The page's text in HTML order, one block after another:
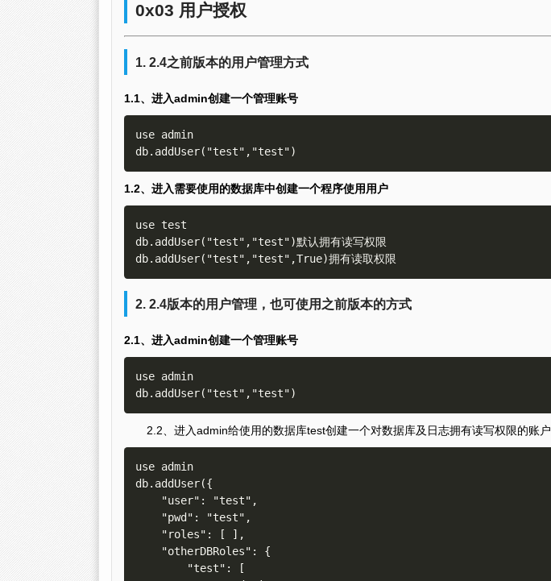
0x03 用户授权
1. 2.4之前版本的用户管理方式
1.1、进入admin创建一个管理账号
use admin
1.2、进入需要使用的数据库中创建一个程序使用用户
use test
db.addUser("test","test")默认拥有读写权限
2. 2.4版本的用户管理，也可使用之前版本的方式
2.1、进入admin创建一个管理账号
use admin
2.2、进入admin给使用的数据库test创建一个对数据库及日志拥有读写权限的账户
use admin
db.addUser({